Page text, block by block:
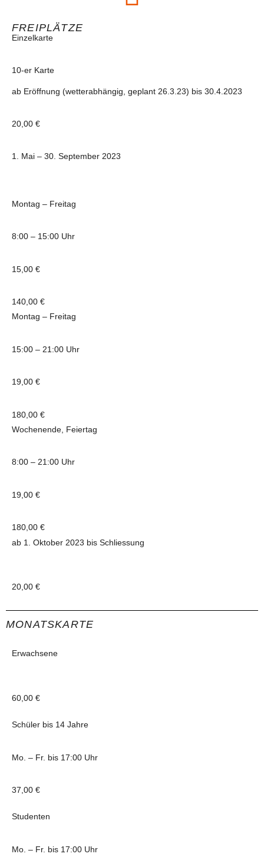
FREIPLÄTZE
Einzelkarte
10-er Karte
ab Eröffnung (wetterabhängig, geplant 26.3.23) bis 30.4.2023
20,00 €
1. Mai – 30. September 2023
Montag – Freitag
8:00 – 15:00 Uhr
15,00 €
140,00 €
Montag – Freitag
15:00 – 21:00 Uhr
19,00 €
180,00 €
Wochenende, Feiertag
8:00 – 21:00 Uhr
19,00 €
180,00 €
ab 1. Oktober 2023 bis Schliessung
20,00 €
MONATSKARTE
Erwachsene
60,00 €
Schüler bis 14 Jahre
Mo. – Fr. bis 17:00 Uhr
37,00 €
Studenten
Mo. – Fr. bis 17:00 Uhr